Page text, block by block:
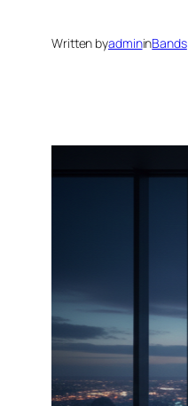
Written byadmininBands